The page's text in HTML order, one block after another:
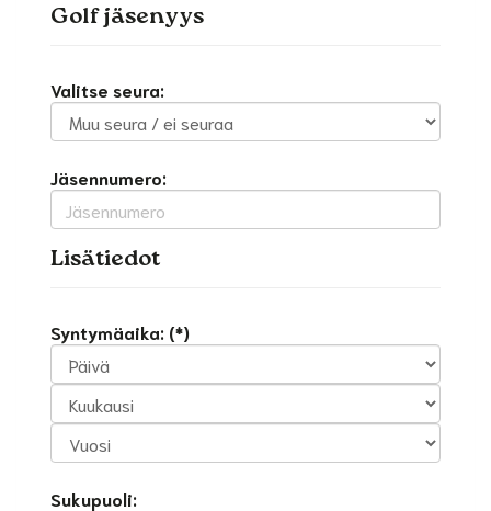
Golf jäsenyys
Valitse seura:
Jäsennumero:
Lisätiedot
Syntymäaika: (*)
Sukupuoli: